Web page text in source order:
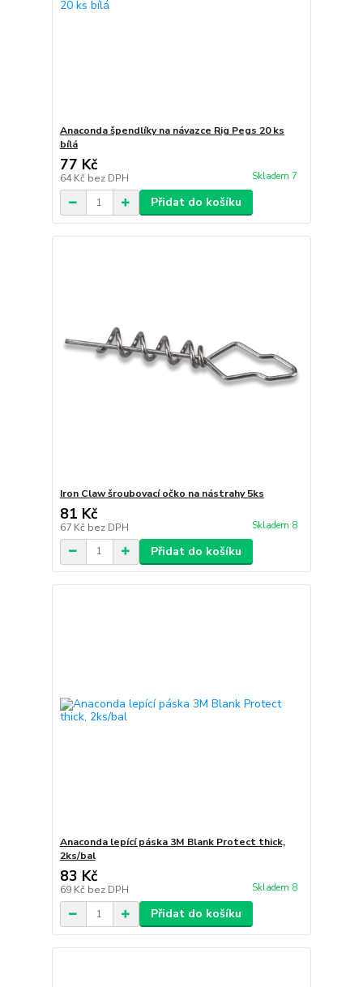
Anaconda špendlíky na návazce Rig Pegs 20 ks
bílá
77 Kč
64 Kč bez DPH Skladem 7
Přidat do košíku
Iron Claw šroubovací očko na nástrahy 5ks
81 Kč
67 Kč bez DPH Skladem 8
Přidat do košíku
Anaconda lepící páska 3M Blank Protect thick,
2ks/bal
83 Kč
69 Kč bez DPH Skladem 8
Přidat do košíku